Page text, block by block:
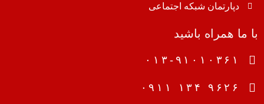
دپارتمان شبکه اجتماعی
با ما همراه باشید
۰۱۳-۹۱۰۱۰۳۶۱
۹۶۲۶ ۱۳۴ ۰۹۱۱